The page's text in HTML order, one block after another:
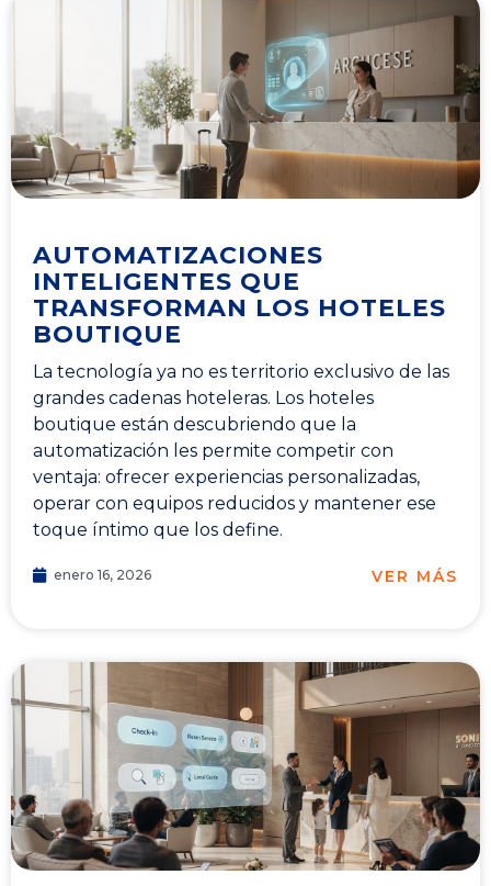
AUTOMATIZACIONES
INTELIGENTES QUE
TRANSFORMAN LOS HOTELES
BOUTIQUE
La tecnología ya no es territorio exclusivo de las
grandes cadenas hoteleras. Los hoteles
boutique están descubriendo que la
automatización les permite competir con
ventaja: ofrecer experiencias personalizadas,
operar con equipos reducidos y mantener ese
toque íntimo que los define.
enero 16, 2026 VER MÁS